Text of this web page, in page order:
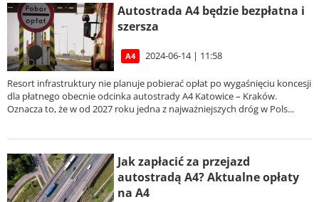
Autostrada A4 będzie bezpłatna i
szersza
A4 2024-06-14 | 11:58
Resort infrastruktury nie planuje pobierać opłat po wygaśnięciu koncesji
dla płatnego obecnie odcinka autostrady A4 Katowice – Kraków.
Oznacza to, że w od 2027 roku jedna z najważniejszych dróg w Pols...
Jak zapłacić za przejazd
autostradą A4? Aktualne opłaty
na A4